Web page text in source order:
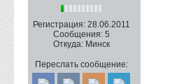
Регистрация: 28.06.2011
Сообщения: 5
Откуда: Минск
Переслать сообщение: